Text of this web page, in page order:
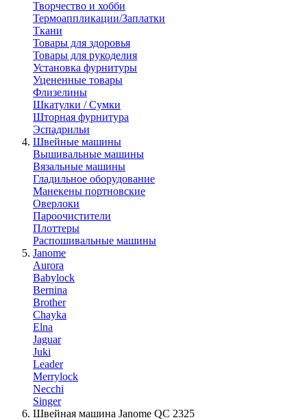
Творчество и хобби
Термоаппликации/Заплатки
Ткани
Товары для здоровья
Товары для рукоделия
Установка фурнитуры
Уцененные товары
Флизелины
Шкатулки / Сумки
Шторная фурнитура
Эспадрильи
Швейные машины
Вышивальные машины
Вязальные машины
Гладильное оборудование
Манекены портновские
Оверлоки
Пароочистители
Плоттеры
Распошивальные машины
Janome
Aurora
Babylock
Bernina
Brother
Chayka
Elna
Jaguar
Juki
Leader
Merrylock
Necchi
Singer
Швейная машина Janome QC 2325